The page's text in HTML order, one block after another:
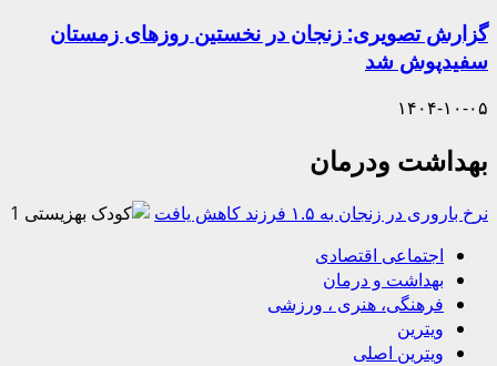
گزارش تصویری: زنجان در نخستین روزهای زمستان
سفیدپوش شد
۱۴۰۴-۱۰-۰۵
بهداشت ودرمان
نرخ باروری در زنجان به ۱.۵ فرزند کاهش یافت
1
اجتماعی اقتصادی
بهداشت و درمان
فرهنگی، هنری ، ورزشی
ویترین
ویترین اصلی